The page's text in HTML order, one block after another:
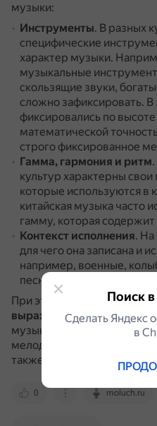
музыки:
Инструменты. В разных
специфические
характер музыки.
музыкальные
скользящие звуки,
сложно зафиксировать. В
фиксировались по
математической
строго фиксированное
Гамма, гармония и ритм.
культур характерны
которые используются в
китайская музыка часто
гамму, которая
Контекст исполнения. На
для чего она записана и
например, военные,
песни.
При этом, по мнению
выражении эмоций.Вне
музыкального звукоряда
мелодии передают темп,
также основной тон или
0 moluch.ru
Поиск
Сделать Яндекс
в